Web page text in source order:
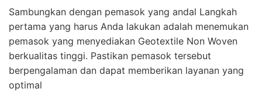
Sambungkan dengan pemasok yang andal Langkah
pertama yang harus Anda lakukan adalah menemukan
pemasok yang menyediakan Geotextile Non Woven
berkualitas tinggi. Pastikan pemasok tersebut
berpengalaman dan dapat memberikan layanan yang
optimal